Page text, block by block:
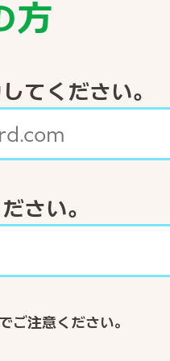
方
てください。
さい。
注意ください。